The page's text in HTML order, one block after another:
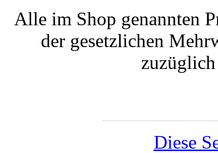
Alle im Shop genannten
der gesetzlichen
Diese